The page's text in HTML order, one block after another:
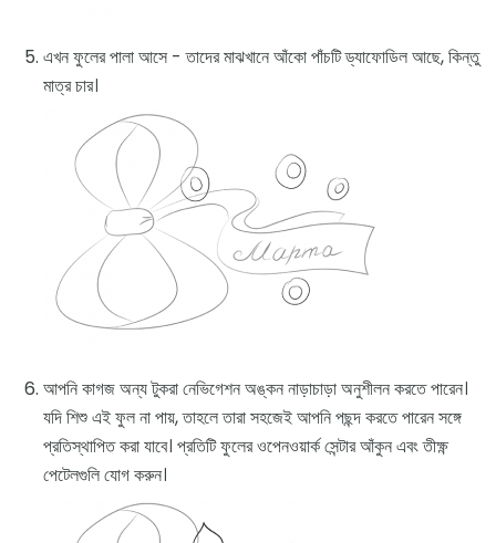
এখন ফুলের পালা আসে - তাদের মাঝখানে আঁকো পাঁচটি ড্যাফোডিল আছে, কিন্তু
মাত্র চার।
আপনি কাগজ অন্য টুকরা নেভিগেশন অঙ্কন নাড়াচাড়া অনুশীলন করতে পারেন।
যদি শিশু এই ফুল না পায়, তাহলে তারা সহজেই আপনি পছন্দ করতে পারেন সঙ্গে
প্রতিস্থাপিত করা যাবে। প্রতিটি ফুলের ওপেনওয়ার্ক সেন্টার আঁকুন এবং তীক্ষ্ণ
পেটেলগুলি যোগ করুন।